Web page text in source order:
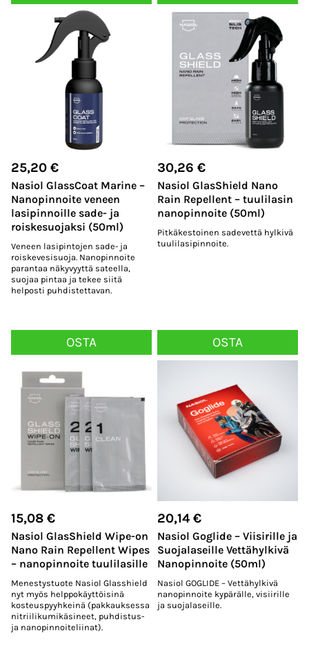
25,20 €
Nasiol GlassCoat Marine –
Nanopinnoite veneen
lasipinnoille sade- ja
roiskesuojaksi (50ml)
Veneen lasipintojen sade- ja
roiskevesisuoja. Nanopinnoite
parantaa näkyvyyttä sateella,
suojaa pintaa ja tekee siitä
helposti puhdistettavan.
OSTA
30,26 €
Nasiol GlasShield Nano
Rain Repellent – tuulilasin
nanopinnoite (50ml)
Pitkäkestoinen sadevettä hylkivä
tuulilasipinnoite.
OSTA
15,08 €
Nasiol GlasShield Wipe-on
Nano Rain Repellent Wipes
– nanopinnoite tuulilasille
Menestystuote Nasiol Glasshield
nyt myös helppokäyttöisinä
kosteuspyyhkeinä (pakkauksessa
nitriilikumikäsineet, puhdistus-
ja nanopinnoiteliinat).
20,14€
Nasiol Goglide – Viisirille ja
Suojalaseille Vettähylkivä
Nanopinnoite (50ml)
Nasiol GOGLIDE – Vettähylkivä
nanopinnoite kypärälle, visiirille
ja suojalaseille.